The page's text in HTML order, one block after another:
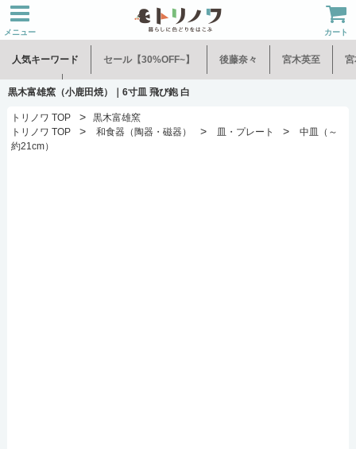
メニュー カート
人気キーワード セール【30%OFF~】 後藤奈々 宮木英至 宮
水谷和音 児玉修治
黒木富雄窯（小鹿田焼）｜6寸皿 飛び鉋 白
トリノワ TOP >
黒木富雄窯
トリノワ TOP
> 和食器（陶器・磁器） > 皿・プレート >
中皿（～
約21cm）